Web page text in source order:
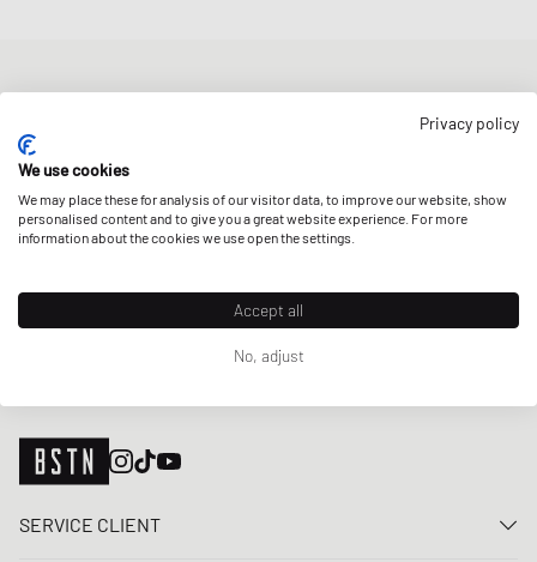
Bénéficiez d'une 5% remise de bienvenue et des Updates sur les
Raffles et les New Arrivals. Inscrivez-vous dès maintenant!
Adresse e-mail
INSCRIS-TOI
SERVICE CLIENT
Privacy policy
We use cookies
We may place these for analysis of our visitor data, to improve our website, show
personalised content and to give you a great website experience. For more
information about the cookies we use open the settings.
Accept all
No, adjust